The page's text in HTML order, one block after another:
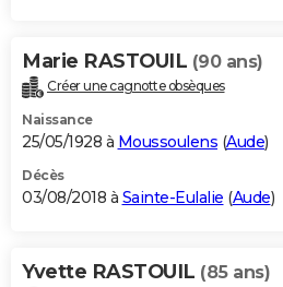
Marie RASTOUIL (90 ans)
Créer une cagnotte obsèques
Naissance
25/05/1928 à Moussoulens (Aude)
Décès
03/08/2018 à Sainte-Eulalie (Aude)
Yvette RASTOUIL (85 ans)